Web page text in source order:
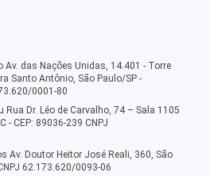
Av. das Nações Unidas, 14.401 - Torre
Santo Antônio, São Paulo/SP -
0001-80
Rua Dr. Léo de Carvalho, 74 – Sala 1105
- CEP: 89036-239 CNPJ
Av. Doutor Heitor José Reali, 360, São
62.173.620/0093-06